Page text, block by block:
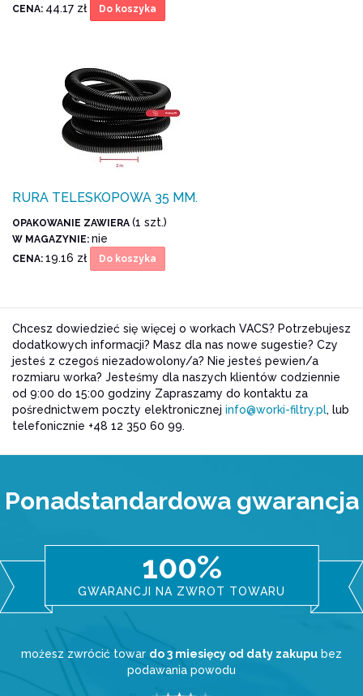
CENA: 44.17 zł Do koszyka
RURA TELESKOPOWA 35 MM.
OPAKOWANIE ZAWIERA (1 szt.)
W MAGAZYNIE: nie
CENA: 19.16 zł Do koszyka
Chcesz dowiedzieć się więcej o workach VACS? Potrzebujesz
dodatkowych informacji? Masz dla nas nowe sugestie? Czy
jesteś z czegoś niezadowolony/a? Nie jesteś pewien/a
rozmiaru worka? Jesteśmy dla naszych klientów codziennie
od 9:00 do 15:00 godziny Zapraszamy do kontaktu za
pośrednictwem poczty elektronicznej info@worki-filtry.pl, lub
telefonicznie +48 12 350 60 99.
Ponadstandardowa gwarancja
100%
GWARANCJI NA ZWROT TOWARU
możesz zwrócić towar do 3 miesięcy od daty zakupu bez
podawania powodu